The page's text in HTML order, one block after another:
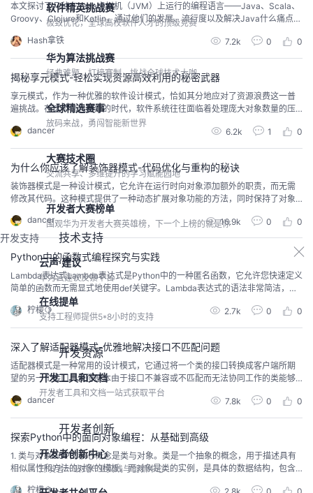
软件精英挑战赛
极致优化，全球高校软件人才的顶级竞赛
华为算法挑战赛
经典难题，打榜赛制，挑战全球技术大咖
全球精选赛事
放码来战，勇闯智能新世界
大赛技术圈
交流共享、多维提升的学习赋能园地
开发者大赛榜单
围观华为开发者大赛英雄榜，下一个上榜的就是你
开发支持 技术支持
云声·建议
华为云建议反馈平台
在线提单
支持工程师提供5*8小时的支持
开发资源
开发工具和文档
开发者工具和文档一站式获取平台
开发者创新
开发者创新中心
开发者一站式产业实践与创新中心
本文探讨了几种在Java虚拟机（JVM）上运行的编程语言——Java、Scala、
Groovy、Clojure和Kotlin，通过他们的发展、流行度以及解决Java什么痛点，
Hash拿铁
7.2k 0 0
揭秘享元模式-轻松实现资源高效利用的秘密武器
享元模式，作为一种优雅的软件设计模式，恰如其分地应对了资源浪费这一普
遍挑战。在这个信息爆炸的时代，软件系统往往面临着处理庞大对象数量的压
力，每个对象都消耗宝贵的存储和计算资源。说到解决这一问题，享元模式就
如同轻装上阵的艺术，精妙地引导我们走向共享与复用的智慧之路。通过享元
模式，系统可以以细粒度地复用对象，那些具有广泛相似性的对象会共享一个
单一实体。这一策略巧妙地减少了不必要的对象创建，实现了内存的
dancer 6.2k 1 0
为什么你应该了解装饰器模式-代码优化与重构的秘诀
装饰器模式是一种设计模式，它允许在运行时向对象添加额外的职责，而无需
修改其代码。这种模式提供了一种动态扩展对象功能的方法，同时保持了对象
的单一职责原则。本文介绍了装饰器模式的基本概念、原理、优势、适用场
景、实现方法、最佳实践和注意事项。通过装饰器模式，可以将多个行为组合
成一个更复杂的行为，而无需使用继承或大量的接口实现。装饰器模式适用于
dancer 16.9k 0 0
Python中的函数式编程探究与实践
Lambda表达式Lambda表达式是Python中的一种匿名函数，它允许您快速定义
简单的函数而无需显式地使用def关键字。Lambda表达式的语法非常简洁，由l
ambda关键字引导，后跟参数列表和一个表达式。让我们通过一个简单的例子
来展示Lambda表达式的用法：# 使用Lambda表达式求平方square = lambda
x: x**2print(square(5)) # 输出: ...
柠檬🍋 2.7k 0 0
深入了解适配器模式-优雅地解决接口不匹配问题
适配器模式是一种常用的设计模式，它通过将一个类的接口转换成客户端所期
望的另一个接口，使得原本由于接口不兼容或不匹配而无法协同工作的类能够
一起工作。适配器模式主要应用于解决不同组件之间的接口不兼容问题，或者
在第三方库与现有系统之间进行集成。通过使用适配器模式，可以提高代码的
灵活性和复用性，降低系统间的耦合度。适配器模式有多种实现方式，包括类
适配器模式、对象适配器模式和接口适配器模式。在使用适配器模式
dancer 7.8k 0 0
探索Python中的面向对象编程：从基础到高级
1. 类与对象OOP的核心概念是类与对象。类是一个抽象的概念，用于描述具有
相似属性和方法的对象的模板。而对象是类的实例，是具体的数据结构，包含
柠檬🍋